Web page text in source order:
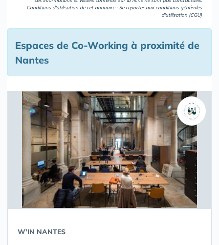
Conditions d'utilisation de cet annuaire : Se reporter aux conditions générales
d'utilisation (CGU)
Espaces de Co-Working à proximité de
Nantes
W'IN NANTES